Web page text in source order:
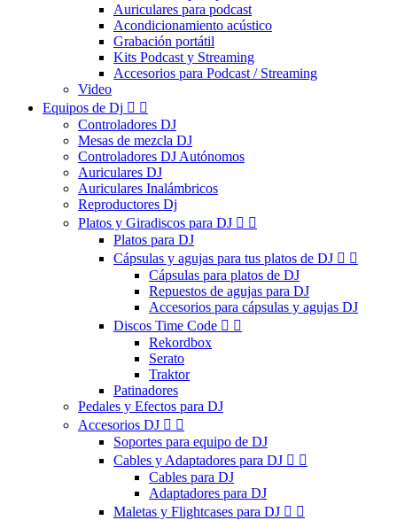
Auriculares para podcast
Acondicionamiento acústico
Grabación portátil
Kits Podcast y Streaming
Accesorios para Podcast / Streaming
Video
Equipos de Dj  
Controladores DJ
Mesas de mezcla DJ
Controladores DJ Autónomos
Auriculares DJ
Auriculares Inalámbricos
Reproductores Dj
Platos y Giradiscos para DJ  
Platos para DJ
Cápsulas y agujas para tus platos de DJ  
Cápsulas para platos de DJ
Repuestos de agujas para DJ
Accesorios para cápsulas y agujas DJ
Discos Time Code  
Rekordbox
Serato
Traktor
Patinadores
Pedales y Efectos para DJ
Accesorios DJ  
Soportes para equipo de DJ
Cables y Adaptadores para DJ  
Cables para DJ
Adaptadores para DJ
Maletas y Flightcases para DJ  